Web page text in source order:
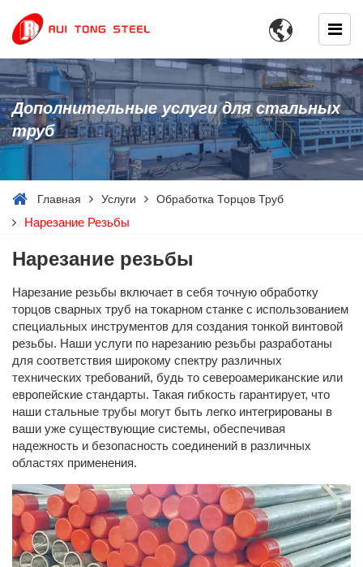

Дополнительные услуги для стальных
труб
Главная Услуги Обработка Торцов Труб
Нарезание Резьбы
Нарезание резьбы
Нарезание резьбы включает в себя точную обработку
торцов сварных труб на токарном станке с использованием
специальных инструментов для создания тонкой винтовой
резьбы. Наши услуги по нарезанию резьбы разработаны
для соответствия широкому спектру различных
технических требований, будь то североамериканские или
европейские стандарты. Такая гибкость гарантирует, что
наши стальные трубы могут быть легко интегрированы в
ваши уже существующие системы, обеспечивая
надежность и безопасность соединений в различных
областях применения.